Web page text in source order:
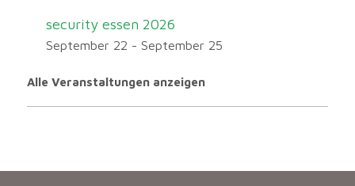
security essen 2026
September 22 - September 25
Alle Veranstaltungen anzeigen